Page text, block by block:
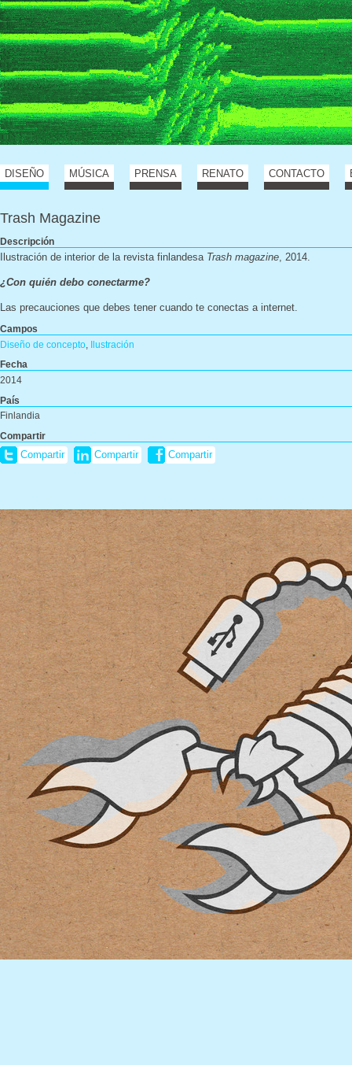
DISEÑO MÚSICA PRENSA RENATO CONTACTO
Trash Magazine
Descripción
Ilustración de interior de la revista finlandesa Trash magazine, 2014.
¿Con quién debo conectarme?
Las precauciones que debes tener cuando te conectas a internet.
Campos
Diseño de concepto Ilustración
Fecha
2014
País
Finlandia
Compartir
Compartir Compartir Compartir